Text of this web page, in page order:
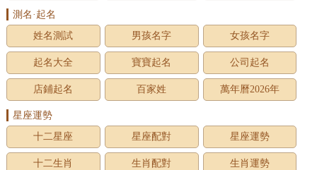
測名·起名
姓名測試
男孩名字 女孩名字
起名大全 寶寶起名 公司起名
店鋪起名 百家姓 萬年曆2026年
星座運勢
十二星座
星座配對 星座運勢
十二生肖 生肖配對 生肖運勢